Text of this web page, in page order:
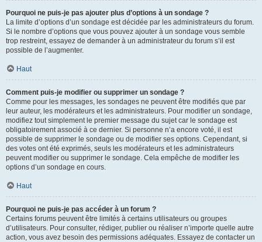
Pourquoi ne puis-je pas ajouter plus d’options à un sondage ?
La limite d’options d’un sondage est décidée par les administrateurs du forum.
Si le nombre d’options que vous pouvez ajouter à un sondage vous semble
trop restreint, essayez de demander à un administrateur du forum s’il est
possible de l’augmenter.
Haut
Comment puis-je modifier ou supprimer un sondage ?
Comme pour les messages, les sondages ne peuvent être modifiés que par
leur auteur, les modérateurs et les administrateurs. Pour modifier un sondage,
modifiez tout simplement le premier message du sujet car le sondage est
obligatoirement associé à ce dernier. Si personne n’a encore voté, il est
possible de supprimer le sondage ou de modifier ses options. Cependant, si
des votes ont été exprimés, seuls les modérateurs et les administrateurs
peuvent modifier ou supprimer le sondage. Cela empêche de modifier les
options d’un sondage en cours.
Haut
Pourquoi ne puis-je pas accéder à un forum ?
Certains forums peuvent être limités à certains utilisateurs ou groupes
d’utilisateurs. Pour consulter, rédiger, publier ou réaliser n’importe quelle autre
action, vous avez besoin des permissions adéquates. Essayez de contacter un